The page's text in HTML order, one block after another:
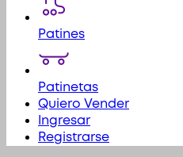
Patines
Patinetas
Quiero Vender
Ingresar
Registrarse